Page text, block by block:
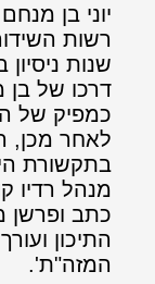
יוני בן
רשות
שנות
דרכו של
כמפיק של
לאחר מכן,
בתקשורת
מנהל רדיו
כתב ופרשן
התיכון
המזה"ת'.